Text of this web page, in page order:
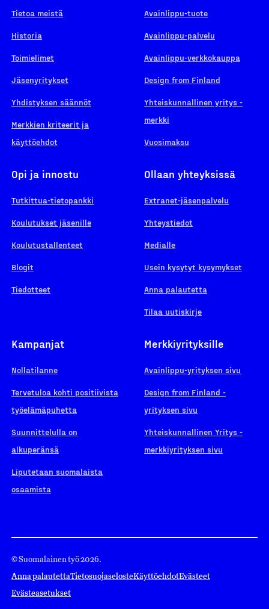
Tietoa meistä
Historia
Toimielimet
Jäsenyritykset
Yhdistyksen säännöt
Merkkien kriteerit ja
käyttöehdot
Avainlippu-tuote
Avainlippu-palvelu
Avainlippu-verkkokauppa
Design from Finland
Yhteiskunnallinen yritys -
merkki
Vuosimaksu
Opi ja innostu
Tutkittua-tietopankki
Koulutukset jäsenille
Koulutustallenteet
Blogit
Tiedotteet
Ollaan yhteyksissä
Extranet-jäsenpalvelu
Yhteystiedot
Medialle
Usein kysytyt kysymykset
Anna palautetta
Tilaa uutiskirje
Kampanjat
Nollatilanne
Tervetuloa kohti positiivista
työelämäpuhetta
Suunnittelulla on
alkuperänsä
Liputetaan suomalaista
osaamista
Merkkiyrityksille
Avainlippu-yrityksen sivu
Design from Finland -
yrityksen sivu
Yhteiskunnallinen Yritys -
merkkiyrityksen sivu
© Suomalainen työ 2026.
Anna palautettaTietosuojaselosteKäyttöehdotEvästeet
Evästeasetukset